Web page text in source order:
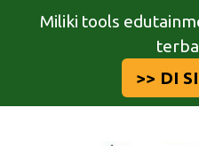
Miliki tools
>> DI